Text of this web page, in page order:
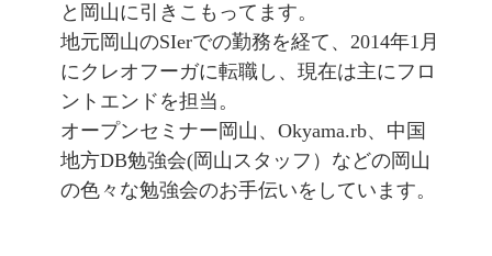
と岡山に引きこもってます。
地元岡山のSIerでの勤務を経て、2014年1月
にクレオフーガに転職し、現在は主にフロ
ントエンドを担当。
オープンセミナー岡山、Okyama.rb、中国
地方DB勉強会(岡山スタッフ）などの岡山
の色々な勉強会のお手伝いをしています。